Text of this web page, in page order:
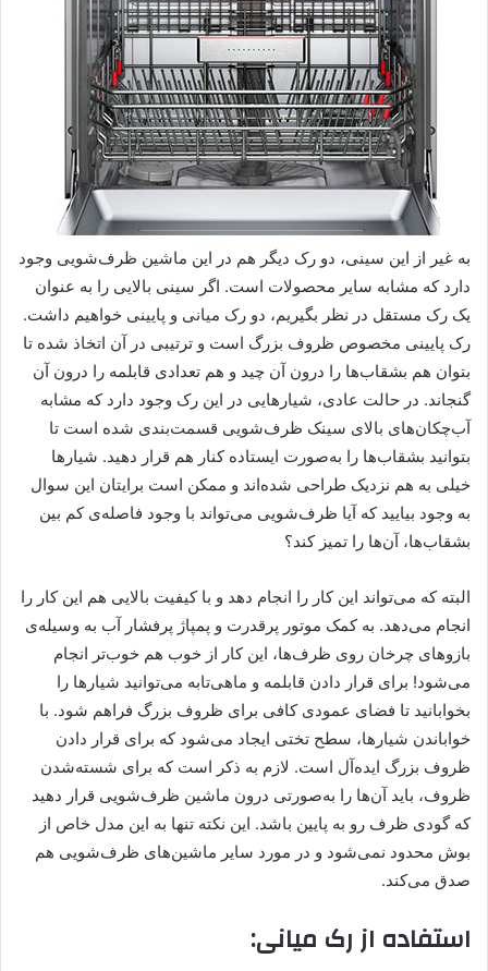
به غیر از این سینی، دو رک دیگر هم در این ماشین ظرف‌شویی وجود
دارد که مشابه سایر محصولات است. اگر سینی بالایی را به عنوان
یک رک مستقل در نظر بگیریم، دو رک میانی و پایینی خواهیم داشت.
رک پایینی مخصوص ظروف بزرگ است و ترتیبی در آن اتخاذ شده تا
بتوان هم بشقاب‌ها را درون آن چید و هم تعدادی قابلمه را درون آن
گنجاند. در حالت عادی، شیارهایی در این رک وجود دارد که مشابه
آب‌چکان‌های بالای سینک ظرف‌شویی قسمت‌بندی شده ‌است تا
بتوانید بشقاب‌ها را به‌صورت ایستاده کنار هم قرار دهید. شیارها
خیلی به هم نزدیک طراحی شده‌اند و ممکن است برایتان این سوال
به وجود بیایید که آیا ظرف‌شویی می‌تواند با وجود فاصله‌ی کم بین
بشقاب‌ها، آن‌ها را تمیز کند؟
البته که می‌تواند این کار را انجام دهد و با کیفیت بالایی هم این کار را
انجام می‌دهد. به کمک موتور پرقدرت و پمپاژ پرفشار آب به وسیله‌ی
بازوهای چرخان روی ظرف‌ها، این کار از خوب هم خوب‌تر انجام
می‌شود! برای قرار دادن قابلمه و ماهی‌تابه می‌توانید شیارها را
بخوابانید تا فضای عمودی کافی برای ظروف بزرگ فراهم شود. با
خواباندن شیارها، سطح تختی ایجاد می‌شود که برای قرار دادن
ظروف بزرگ ایده‌آل است. لازم به ذکر است که برای شسته‌شدن
ظروف، باید آن‌ها را به‌صورتی درون ماشین ظرف‌شویی قرار دهید
که گودی ظرف رو به پایین باشد. این نکته تنها به این مدل خاص از
بوش محدود نمی‌شود و در مورد سایر ماشین‌های ظرف‌شویی هم
صدق می‌کند.
استفاده از رک میانی: